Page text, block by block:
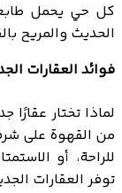
كل حي يحمل
الحديث والمريح
فوائد العقارات
لماذا تختار
من القهوة على
للراحة، أو
توفر العقارات